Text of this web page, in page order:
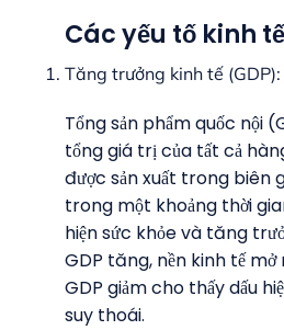
Các yếu tố kinh
Tăng trưởng kinh tế (GDP):
Tổng sản phẩm quốc nội
tổng giá trị của tất cả
được sản xuất trong biên
trong một khoảng thời
hiện sức khỏe và tăng
GDP tăng, nền kinh tế mở
GDP giảm cho thấy dấu
suy thoái.